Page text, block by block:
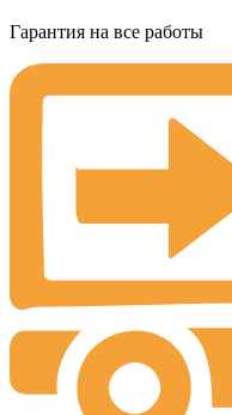
Гарантия на все работы